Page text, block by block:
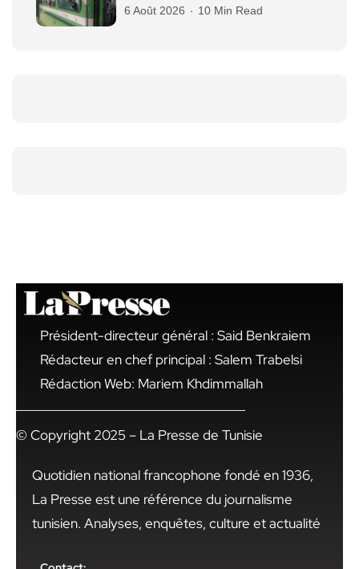
6 Août 2026 10 Min Read
Président-directeur général : Said Benkraiem
Rédacteur en chef principal : Salem Trabelsi
Rédaction Web: Mariem Khdimmallah
© Copyright 2025 – La Presse de Tunisie
Quotidien national francophone fondé en 1936,
La Presse est une référence du journalisme
tunisien. Analyses, enquêtes, culture et actualité